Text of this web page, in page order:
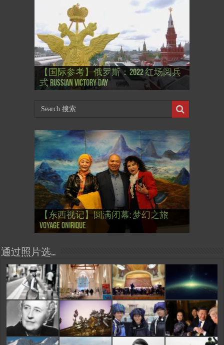
【国际参考】俄罗斯：2022 红场阅兵
式 Russian Victory Day
【国际参考】”戏剧性“服装设计师
Thierry Mugler 蒂埃里.穆勒 去世, 享年 73
岁
【国际参考】海湖庄园: Xi & Trump 内幕
Mar-a-Lago leak
【东西视记】1937年的毕加索, 海明威,
肯尼迪 1937 – La fin de l’innocence (2/2)
【东西视记】1937年的毕加索, 海明威,
肯尼迪 1937 – La fin de l’innocence (1/2)
【东西视记】1961年4月12日 尤里·加加
林 成为第一“太空人”
【东西视记】圆满闭幕: 梦幻之旅
Voyage onirique
【东西视记】开幕：唐恽鉎 Michel
Tong, 梦幻之旅 Voyage onirique
【东西视记】展讯：唐恽鉎 Michel
Tong, 梦幻之旅 Voyage onirique
【跨年晚会】祝各位 佳年快乐 Bonne
année 2023, Le feu d’artifice de Paris
【一画一故事】唐恽鉎 Michel Tong One
Painting One Story
【一画一故事】林象元 Lin XiangYuan One
Painting One Story
【国际参考】芭蕾舞: 天鹅湖 乌克兰
大剧院版 Le lac des cygnes – Opéra national
d’Ukraine
【国际参考】巴黎政府举行“新年晚
会” Soirée musicale à la mairie du 13e le 8
Février
【国际参考】巴黎“艺术之都”展将于2
月12日揭幕 Art Capital s’ouvre le 12 Février
【东西视记】法国电影: “中国人占领
巴黎”，一种法国幽默与“预言” Les
chinois à Paris de J.Yanne
【东西视记】时装秀：巴黎时装界
的“顽童”与“不屈者” John Galliano le
surdoué de la mode
【东西视记】法国“复兴会”式【艺术
桥展】 Expo. que “RENAISSANCE” aurait pu
organiser
通过照片选…